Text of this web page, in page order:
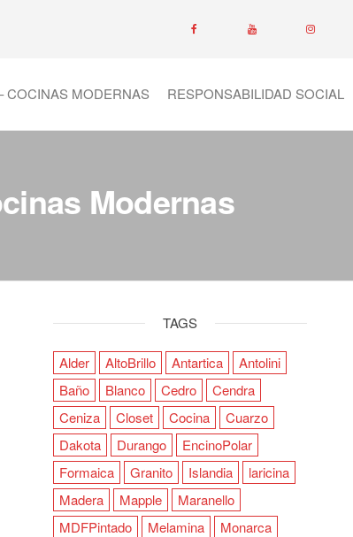
COCINAS MODERNAS RESPONSABILIDAD SOCIAL
Modernas
TAGS
Alder AltoBrillo Antartica
Antolini
Baño
Blanco Cedro
Cendra
Ceniza
Closet Cocina
Cuarzo
Dakota
Durango
EncinoPolar
Formaica
Granito Islandia
laricina
Madera
Mapple
Maranello
MDFPintado
Melamina
Monarca